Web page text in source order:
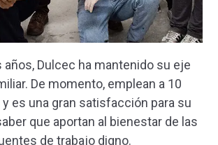
años, Dulcec ha mantenido su eje
De momento, emplean a 10
es una gran satisfacción para su
que aportan al bienestar de las
de trabajo digno.